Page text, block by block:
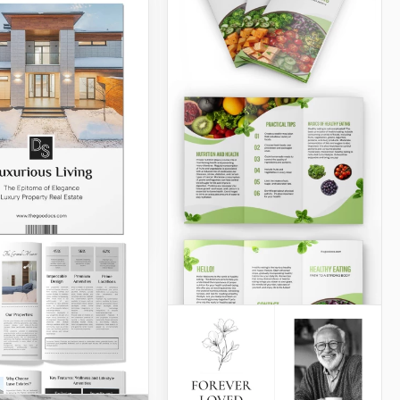
impact significatif
modèle
sombre de
Ce design
élaboré
la solennité de la
une touche de